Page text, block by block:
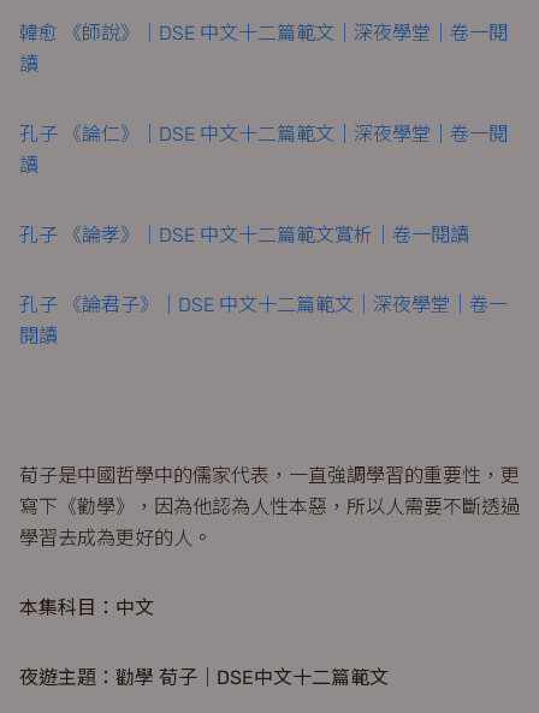
韓愈 《師說》｜DSE 中文十二篇範文｜深夜學堂｜卷一閱
讀
孔子 《論仁》｜DSE 中文十二篇範文｜深夜學堂｜卷一閱
讀
孔子 《論孝》｜DSE 中文十二篇範文賞析｜卷一閱讀
孔子 《論君子》｜DSE 中文十二篇範文｜深夜學堂｜卷一
閱讀
荀子是中國哲學中的儒家代表，一直強調學習的重要性，更
寫下《勸學》，因為他認為人性本惡，所以人需要不斷透過
學習去成為更好的人。
本集科目：中文
夜遊主題：勸學 荀子｜DSE中文十二篇範文